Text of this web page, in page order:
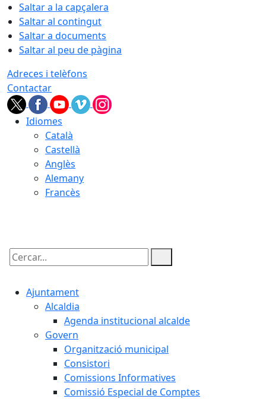
Saltar a la capçalera
Saltar al contingut
Saltar a documents
Saltar al peu de pàgina
Adreces i telèfons
Contactar
Idiomes
Català
Castellà
Anglès
Alemany
Francès
Cercar:
Ajuntament
Alcaldia
Agenda institucional alcalde
Govern
Organització municipal
Consistori
Comissions Informatives
Comissió Especial de Comptes